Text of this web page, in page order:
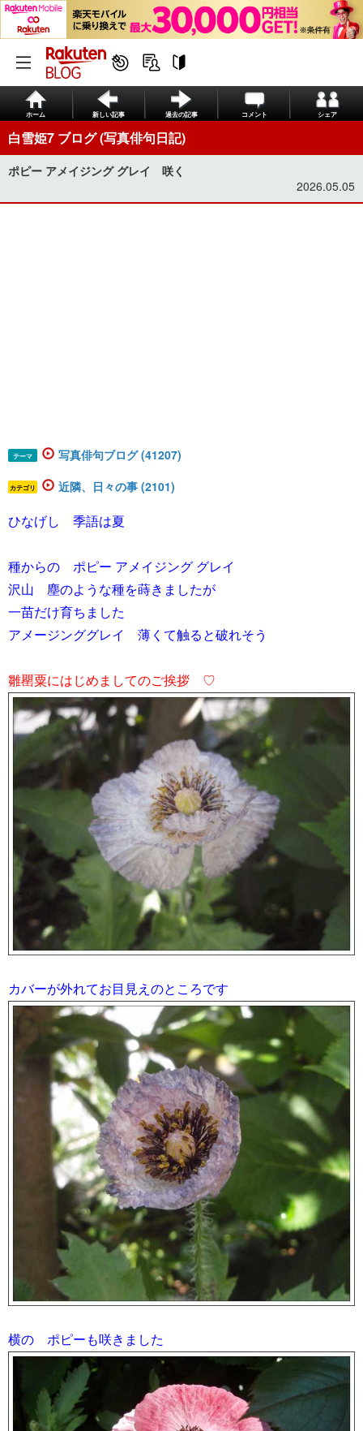
ホーム 新しい記事 過去の記事 コメント シェア
白雪姫7 ブログ (写真俳句日記)
ポピー アメイジング グレイ 咲く
2026.05.05
テーマ 写真俳句ブログ (41207)
カテゴリ 近隣、日々の事 (2101)
ひなげし 季語は夏
種からの ポピー アメイジング グレイ
沢山 塵のような種を蒔きましたが
一苗だけ育ちました
アメージンググレイ 薄くて触ると破れそう
雛罌粟にはじめましてのご挨拶 ♡
カバーが外れてお目見えのところです
横の ポピーも咲きました